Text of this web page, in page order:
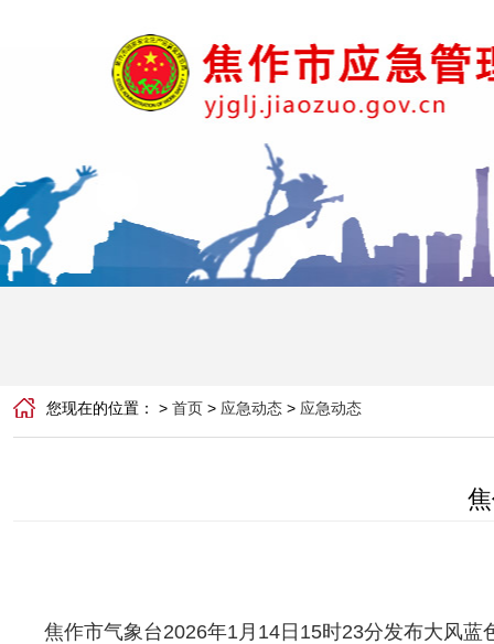
您现在的位置： > 首页 > 应急动态 > 应急动态
焦作市气象台2026年1月14日15时23分发布大风蓝